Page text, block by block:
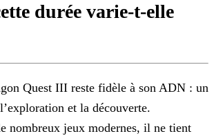
durée varie-t-elle
Quest III reste fidèle à son ADN : un
et la découverte.
nombreux jeux modernes, il ne tient